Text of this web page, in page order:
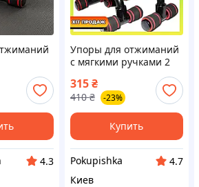
XL-1940
4.3
Упоры для отжиманий
с мягкими ручками 2
шт фитнес тренажер
для груди плеч и рук
315 ₴
410 ₴ -23%
Купить
Pokupishka
4.7
Киев